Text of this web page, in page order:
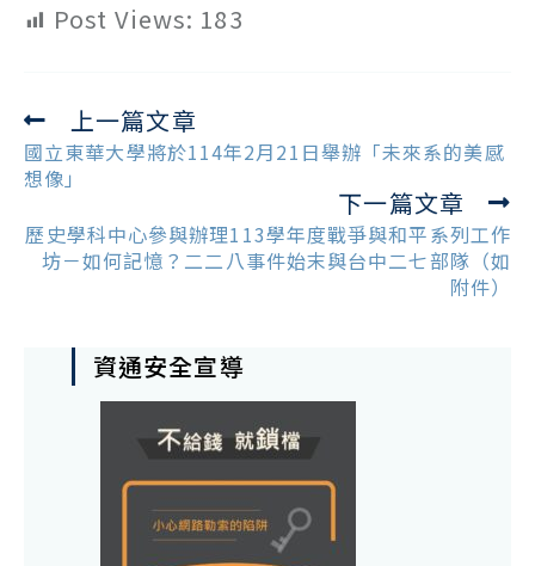
Post Views: 183
Read
more
articles
上一篇文章
國立東華大學將於114年2月21日舉辦「未來系的美感
想像」
下一篇文章
歷史學科中心參與辦理113學年度戰爭與和平系列工作
坊－如何記憶？二二八事件始末與台中二七部隊（如
附件）
資通安全宣導